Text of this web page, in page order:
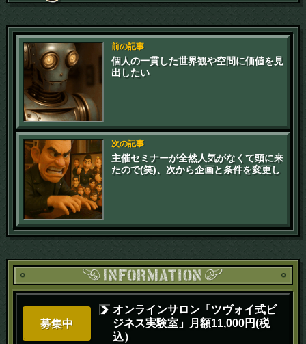
前の記事
個人の一貫した世界観や空間に価値を見
出したい
次の記事
主催セミナーが全然人気がなくて頭に来
たので(笑)、次から企画と条件を変更し
募集中
オンラインサロン「ツヴォイ式ビ
ジネス実験室」月額11,000円(税
込）